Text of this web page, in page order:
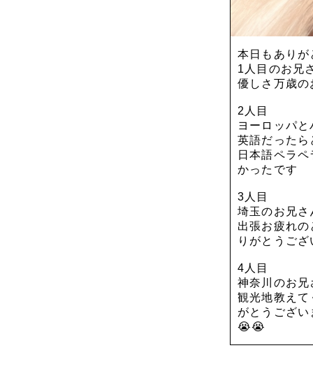
本日もあり
1人目のお兄
優しさ万歳
2人目
ヨーロッパ
英語だった
日本語ペラ
かったです
3人目
埼玉のお兄さ
出張お疲れ
りがとうござ
4人目
神奈川のお兄
観光地教え
がとうござい
😭😭